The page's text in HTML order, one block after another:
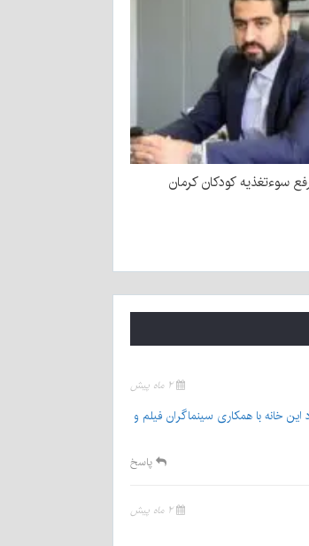
سوءتغذیه کودکان کرمان
۲ ماه پیش
خانه با همکاری سینماگران فیلم و
پاسخ
۲ ماه پیش